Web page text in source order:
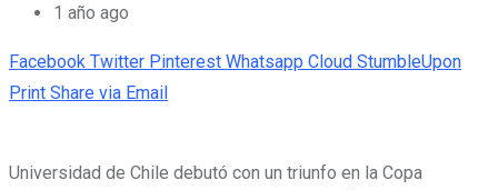
1 año ago
Facebook Twitter Pinterest Whatsapp Cloud StumbleUpon
Print Share via Email
Universidad de Chile debutó con un triunfo en la Copa